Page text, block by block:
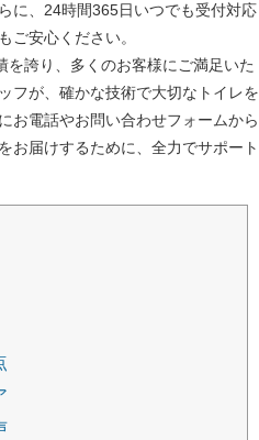
に、24時間365日いつでも受付対応
ご安心ください。
誇り、多くのお客様にご満足いた
フが、確かな技術で大切なトイレを
お電話やお問い合わせフォームから
お届けするために、全力でサポート